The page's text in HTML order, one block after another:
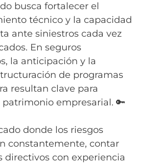
busca fortalecer el
técnico y la capacidad
ante siniestros cada vez
En seguros
la anticipación y la
de programas
resultan clave para
empresarial. 🔑
donde los riesgos
constantemente, contar
directivos con experiencia